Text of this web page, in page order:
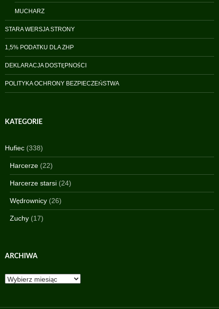
MUCHARZ
STARA WERSJA STRONY
1,5% PODATKU DLA ZHP
DEKLARACJA DOSTĘPNOŚCI
POLITYKA OCHRONY BEZPIECZEŃSTWA
KATEGORIE
Hufiec (338)
Harcerze (22)
Harcerze starsi (24)
Wędrownicy (26)
Zuchy (17)
ARCHIWA
Archiwa